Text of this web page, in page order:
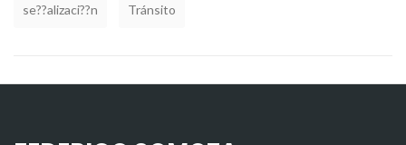
se??alizaci??n Tránsito